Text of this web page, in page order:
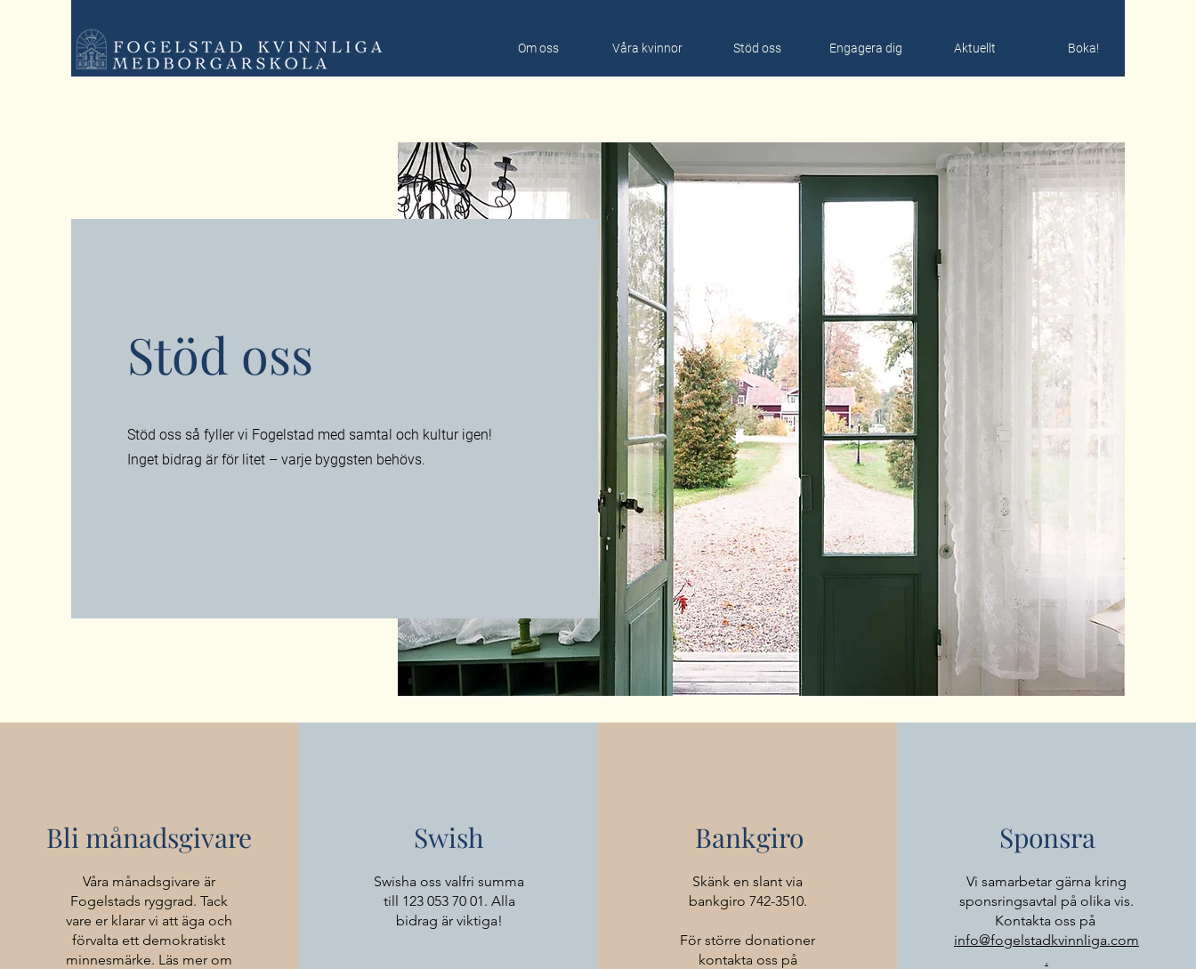
Om oss Våra kvinnor Stöd oss Engagera dig Aktuellt Boka!
Stöd oss
Stöd oss så fyller vi Fogelstad med samtal och kultur igen!
Inget bidrag är för litet – varje byggsten behövs.
Bli månadsgivare
Våra månadsgivare är
Fogelstads ryggrad. Tack
vare er klarar vi att äga och
förvalta ett demokratiskt
minnesmärke. Läs mer om
Swish
Swisha oss valfri summa
till 123 053 70 01. Alla
bidrag är viktiga!
Bankgiro
Skänk en slant via
bankgiro 742-3510.
För större donationer
kontakta oss på
Sponsra
Vi samarbetar gärna kring
sponsringsavtal på olika vis.
Kontakta oss på
info@fogelstadkvinnliga.com
.